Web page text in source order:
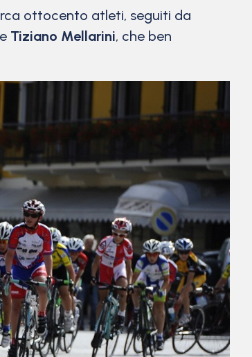
ottocento atleti, seguiti da
Tiziano Mellarini, che ben